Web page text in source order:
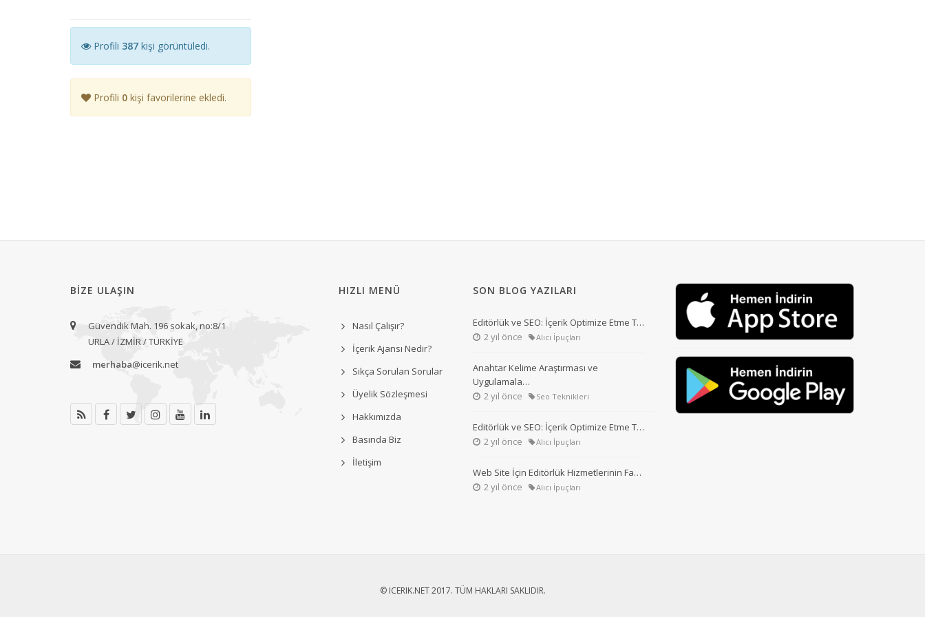
Profili 387 kişi görüntüledi.
Profili 0 kişi favorilerine ekledi.
BIZE ULAŞIN
Güvendik Mah. 196 sokak, no:8/1
URLA / İZMİR / TÜRKİYE
merhaba@icerik.net
HIZLI MENÜ
Nasıl Çalışır?
İçerik Ajansı Nedir?
Sıkça Sorulan Sorular
Üyelik Sözleşmesi
Hakkımızda
Basında Biz
İletişim
SON BLOG YAZILARI
Editörlük ve SEO: İçerik Optimize Etme T…
2 yıl önce
Alıcı İpuçları
Anahtar Kelime Araştırması ve
Uygulamala…
2 yıl önce
Seo Teknikleri
Editörlük ve SEO: İçerik Optimize Etme T…
2 yıl önce
Alıcı İpuçları
Web Site İçin Editörlük Hizmetlerinin Fa…
2 yıl önce
Alıcı İpuçları
© ICERIK.NET 2017. TÜM HAKLARI SAKLIDIR.